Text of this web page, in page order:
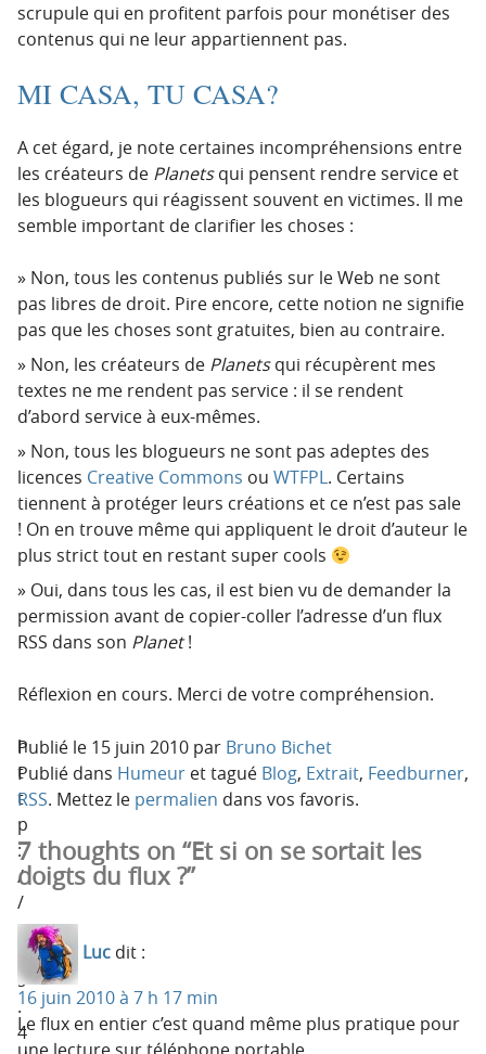
scrupule qui en profitent parfois pour monétiser des
contenus qui ne leur appartiennent pas.
MI CASA, TU CASA?
A cet égard, je note certaines incompréhensions entre
les créateurs de Planetsqui pensent rendre service et
les blogueurs qui réagissent souvent en victimes. Il me
semble important de clarifier les choses :
Non, tous les contenus publiés sur le Web ne sont
pas libres de droit. Pire encore, cette notion ne signifie
pas que les choses sont gratuites, bien au contraire.
Non, les créateurs de Planetsqui récupèrent mes
textes ne me rendent pas service : il se rendent
d’abord service à eux-mêmes.
Non, tous les blogueurs ne sont pas adeptes des
licences Creative Commons ou WTFPL. Certains
tiennent à protéger leurs créations et ce n’est pas sale
! On en trouve même qui appliquent le droit d’auteur le
plus strict tout en restant super cools
Oui, dans tous les cas, il est bien vu de demander la
permission avant de copier-coller l’adresse d’un flux
RSS dans son Planet!
Réflexion en cours. Merci de votre compréhension.
h
t
t
p
:
/
/
c
s
.
4
Publié le 15 juin 2010 par Bruno Bichet
Publié dans Humeur et tagué Blog, Extrait, Feedburner,
RSS. Mettez le permalien dans vos favoris.
7 thoughts on “Et si on se sortait les
doigts du flux ?”
Luc dit :
16 juin 2010 à 7 h 17 min
Le flux en entier c’est quand même plus pratique pour